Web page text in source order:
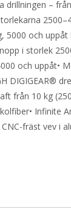
drillningen –
5000 och uppåt
i storlek
och uppåt•
DIGIGEAR®
från 10 kg
Infinite
fräst vev i